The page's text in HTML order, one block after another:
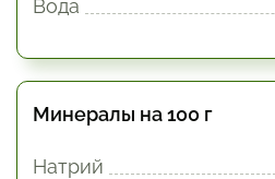
Вода
Минералы на 100 г
Натрий